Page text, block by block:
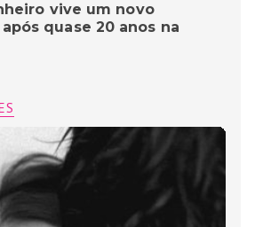
vive um novo
quase 20 anos na